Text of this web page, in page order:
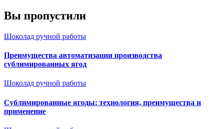
Вы пропустили
Шоколад ручной работы
Преимущества автоматизации производства
сублимированных ягод
Шоколад ручной работы
Сублимированные ягоды: технология, преимущества и
применение